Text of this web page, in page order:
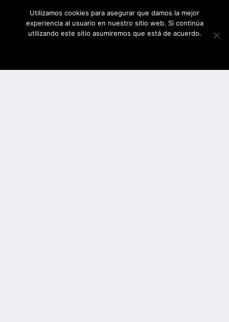
Utilizamos cookies para asegurar que damos la mejor
experiencia al usuario en nuestro sitio web. Si continúa
utilizando este sitio asumiremos que está de acuerdo.